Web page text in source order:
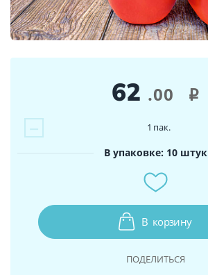
62 .00 i
− 1 пак.
В упаковке: 10 штук
В корзину
ПОДЕЛИТЬСЯ